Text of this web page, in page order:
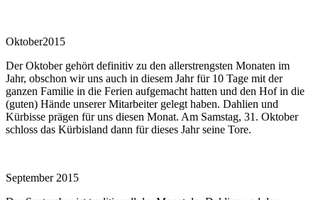
Oktober2015
Der Oktober gehört definitiv zu den allerstrengsten Monaten im
Jahr, obschon wir uns auch in diesem Jahr für 10 Tage mit der
ganzen Familie in die Ferien aufgemacht hatten und den Hof in die
(guten) Hände unserer Mitarbeiter gelegt haben. Dahlien und
Kürbisse prägen für uns diesen Monat. Am Samstag, 31. Oktober
schloss das Kürbisland dann für dieses Jahr seine Tore.
September 2015